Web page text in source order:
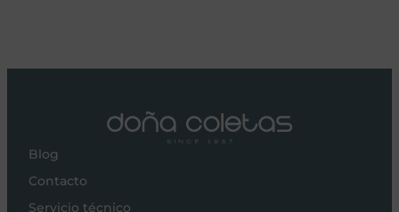
Blog
Contacto
Servicio técnico